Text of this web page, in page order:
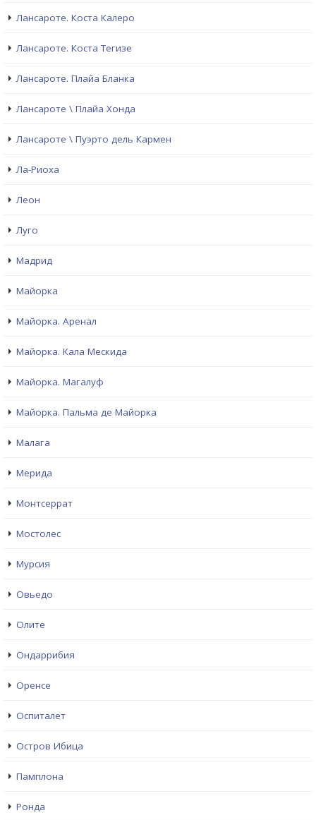
Лансароте. Коста Калеро
Лансароте. Коста Тегизе
Лансароте. Плайа Бланка
Лансароте \ Плайа Хонда
Лансароте \ Пуэрто дель Кармен
Ла-Риоха
Леон
Луго
Мадрид
Майорка
Майорка. Аренал
Майорка. Кала Мескида
Майорка. Магалуф
Майорка. Пальма де Майорка
Малага
Мерида
Монтсеррат
Мостолес
Мурсия
Овьедо
Олите
Ондаррибия
Оренсе
Оспиталет
Остров Ибица
Памплона
Ронда